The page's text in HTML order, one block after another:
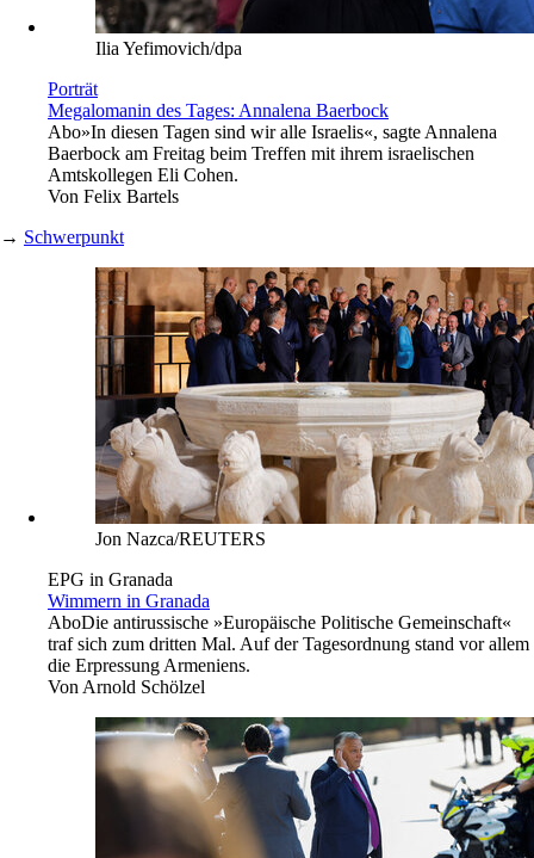
Ilia Yefimovich/dpa
Porträt
Megalomanin des Tages: Annalena Baerbock
Abo»In diesen Tagen sind wir alle Israelis«, sagte Annalena
Baerbock am Freitag beim Treffen mit ihrem israelischen
Amtskollegen Eli Cohen.
Von Felix Bartels
→ Schwerpunkt
Jon Nazca/REUTERS
EPG in Granada
Wimmern in Granada
AboDie antirussische »Europäische Politische Gemeinschaft«
traf sich zum dritten Mal. Auf der Tagesordnung stand vor allem
die Erpressung Armeniens.
Von Arnold Schölzel